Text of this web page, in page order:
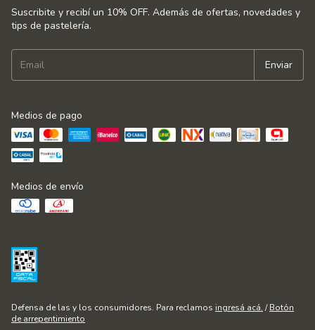
Suscribite y recibí un 10% OFF. Además de ofertas, novedades y
tips de pastelería.
Medios de pago
Medios de envío
Defensa de las y los consumidores. Para reclamos ingresá acá. / Botón
de arrepentimiento